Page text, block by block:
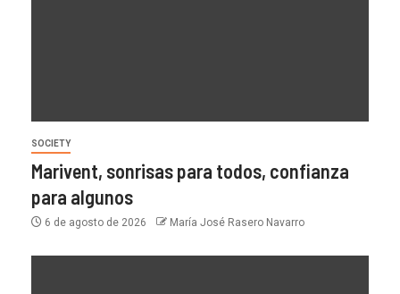
SOCIETY
Marivent, sonrisas para todos, confianza
para algunos
6 de agosto de 2026 María José Rasero Navarro